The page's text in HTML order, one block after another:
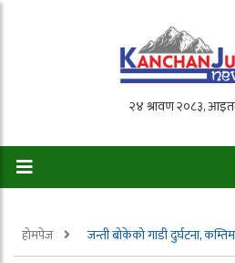
होमपेज जन्ती बोकेको गाडी दुर्घटना,